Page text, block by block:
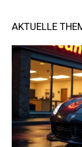
AKTUELLE